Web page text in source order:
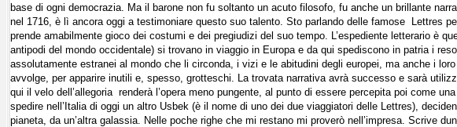
base di ogni democrazia. Ma il barone non fu soltanto un acuto filosofo, fu anche un brillante
nel 1716, è lì ancora oggi a testimoniare questo suo talento. Sto parlando delle famose Lettres
prende amabilmente gioco dei costumi e dei pregiudizi del suo tempo. L’espediente letterario è
antipodi del mondo occidentale) si trovano in viaggio in Europa e da qui spediscono in patria i
assolutamente estranei al mondo che li circonda, i vizi e le abitudini degli europei, ma anche i
avvolge, per apparire inutili e, spesso, grotteschi. La trovata narrativa avrà successo e sarà
qui il velo dell’allegoria renderà l’opera meno pungente, al punto di essere percepita poi come
spedire nell’Italia di oggi un altro Usbek (è il nome di uno dei due viaggiatori delle Lettres),
pianeta, da un’altra galassia. Nelle poche righe che mi restano mi proverò nell’impresa. Scrive